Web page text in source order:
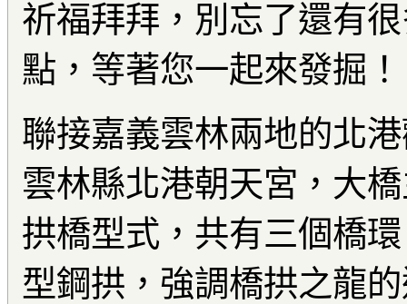
祈福拜拜，別忘了還有
點，等著您一起來發掘！
聯接嘉義雲林兩地的北
雲林縣北港朝天宮，大
拱橋型式，共有三個橋
型鋼拱，強調橋拱之龍